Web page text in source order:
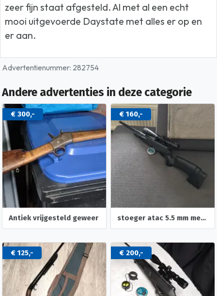
zeer fijn staat afgesteld. Al met al een echt
mooi uitgevoerde Daystate met alles er op en
er aan.
Advertentienummer: 282754
Andere advertenties in deze categorie
€ 300,-
Antiek vrijgesteld geweer
€ 160,-
stoeger atac 5.5 mm met scope
€ 125,- € 200,-